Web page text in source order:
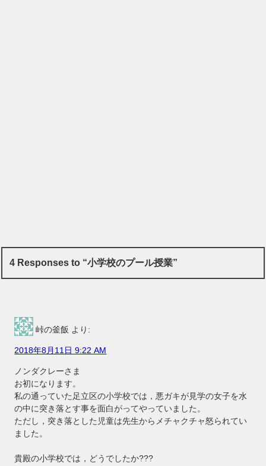
4 Responses to “小学校のプール授業”
峠の釜飯 より:
2018年8月11日 9:22 AM
ノンダクレーさま
お初になります。
私の通っていた足立区の小学校では，悪ガキが見学の女子を水
の中に突き落とす事を面白がってやっていました。
ただし，突き落とした児童は先生からメチャクチャ怒られてい
ました。
貴殿の小学校では，どうでしたか???